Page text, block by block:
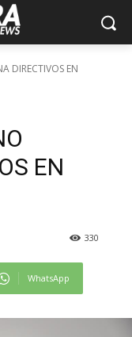
DIRECTIVOS EN
EN
330
WhatsApp